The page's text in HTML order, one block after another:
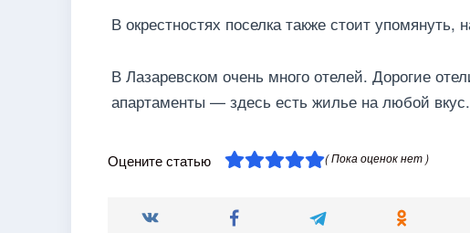
В окрестностях поселка также стоит
В Лазаревском очень много отелей. Дорогие
апартаменты — здесь есть жилье на любой вкус.
Оцените статью ( Пока оценок нет )